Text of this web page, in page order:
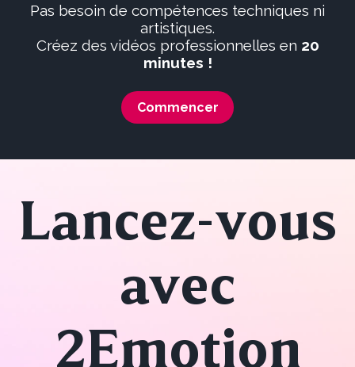
Pas besoin de compétences techniques ni
artistiques.
Créez des vidéos professionnelles en 20
minutes !
Commencer
Lancez-vous
avec
2Emotion